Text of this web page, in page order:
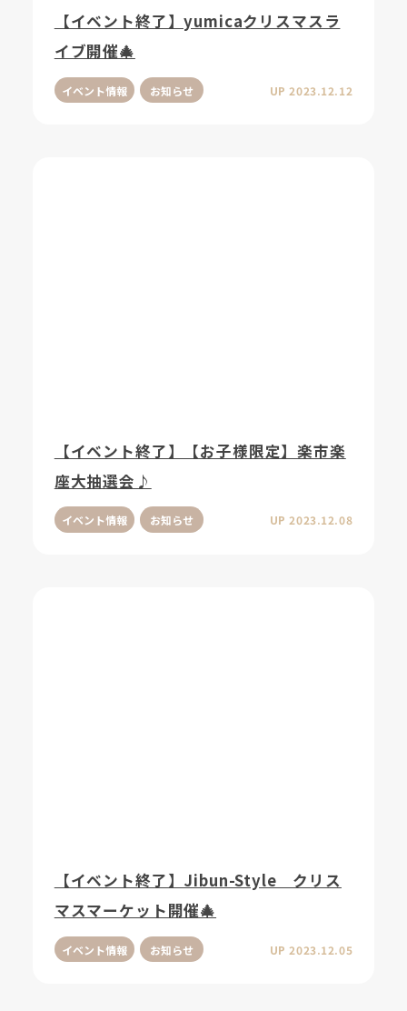
【イベント終了】yumicaクリスマスラ
イブ開催🎄
イベント情報 お知らせ UP 2023.12.12
【イベント終了】【お子様限定】楽市楽
座大抽選会♪
イベント情報 お知らせ UP 2023.12.08
【イベント終了】Jibun-Style クリス
マスマーケット開催🎄
イベント情報 お知らせ UP 2023.12.05